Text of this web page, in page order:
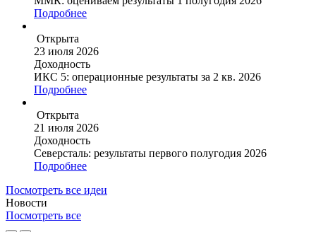
Подробнее
Открыта
23 июля 2026
Доходность
ИКС 5: операционные результаты за 2 кв. 2026
Подробнее
Открыта
21 июля 2026
Доходность
Северсталь: результаты первого полугодия 2026
Подробнее
Посмотреть все идеи
Новости
Посмотреть все